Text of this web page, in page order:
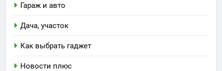
Гараж и авто
Дача, участок
Как выбрать гаджет
Новости плюс